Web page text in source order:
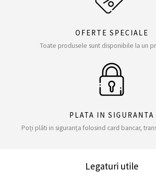
OFERTE SPECIALE
Toate produsele sunt disponibile la un
PLATA IN SIGURANTA
Poți plăti in siguranța folosind card bancar,
Legaturi utile